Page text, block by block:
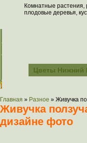
Комнатные растения,
плодовые деревья,
Цветы Нижний
Главная » Разное » Живучка
Живучка
дизайне фото